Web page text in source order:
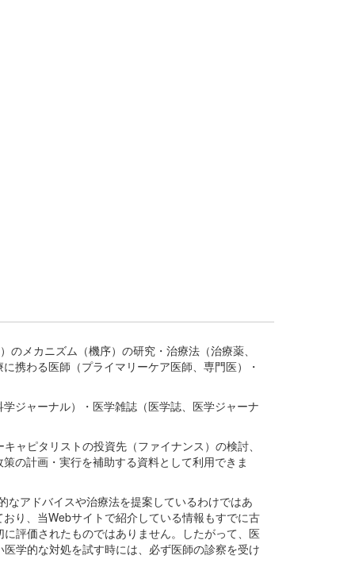
メカニズム（機序）の研究・治療法（治療薬、
携わる医師（プライマリーケア医師、専門医）・
ジャーナル）・医学雑誌（医学誌、医学ジャーナ
ャピタリストの投資先（ファイナンス）の検討、
の計画・実行を補助する資料として利用できま
アドバイスや治療法を提案しているわけではあ
り、当Webサイトで紹介している情報もすでに古
評価されたものではありません。したがって、医
学的な対処を試す時には、必ず医師の診察を受け